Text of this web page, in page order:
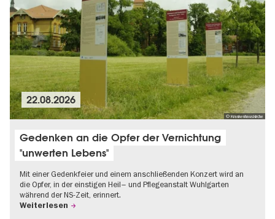
© Krankenhauskirche
22.08.2026
Gedenken an die Opfer der Vernichtung
"unwerten Lebens"
Mit einer Gedenkfeier und einem anschließenden Konzert wird an
die Opfer, in der einstigen Heil– und Pflegeanstalt Wuhlgarten
während der NS-Zeit, erinnert.
Weiterlesen